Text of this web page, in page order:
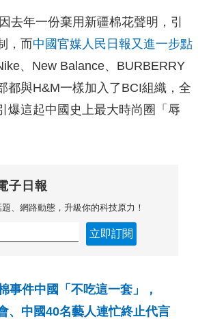
去年一份棄用新疆棉花聲明，引
，而中國官媒人民日報又進一步點
、New Balance、BURBERRY
都與H&M一樣加入了BCI組織，全
爆這起中國史上最大時尚圈「辱
子日報
、網路動態，升級你的科技原力！
立即訂閱
事件中國「不吃這一套」，
、中國40名藝人連忙終止代言